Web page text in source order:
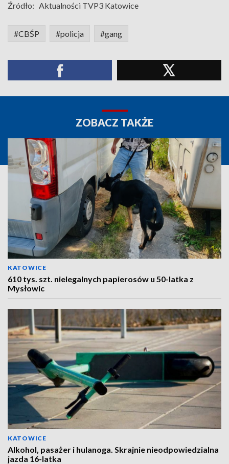
Źródło: Aktualności TVP3 Katowice
#CBŚP #policja #gang
ZOBACZ TAKŻE
KATOWICE
610 tys. szt. nielegalnych papierosów u 50-latka z
Mysłowic
KATOWICE
Alkohol, pasażer i hulanoga. Skrajnie nieodpowiedzialna
jazda 16-latka